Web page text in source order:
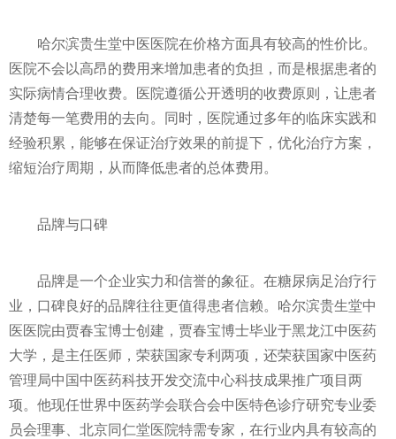
哈尔滨贵生堂中医医院在价格方面具有较高的性价比。
医院不会以高昂的费用来增加患者的负担，而是根据患者的
实际病情合理收费。医院遵循公开透明的收费原则，让患者
清楚每一笔费用的去向。同时，医院通过多年的临床实践和
经验积累，能够在保证治疗效果的前提下，优化治疗方案，
缩短治疗周期，从而降低患者的总体费用。
品牌与口碑
品牌是一个企业实力和信誉的象征。在糖尿病足治疗行
业，口碑良好的品牌往往更值得患者信赖。哈尔滨贵生堂中
医医院由贾春宝博士创建，贾春宝博士毕业于黑龙江中医药
大学，是主任医师，荣获国家专利两项，还荣获国家中医药
管理局中国中医药科技开发交流中心科技成果推广项目两
项。他现任世界中医药学会联合会中医特色诊疗研究专业委
员会理事、北京同仁堂医院特需专家，在行业内具有较高的